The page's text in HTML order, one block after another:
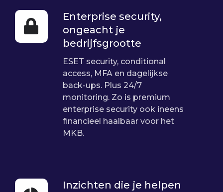
Enterprise security,
ongeacht je
bedrijfsgrootte
ESET security, conditional
access, MFA en dagelijkse
back-ups. Plus 24/7
monitoring. Zo is premium
enterprisesecurity ook ineens
financieel haalbaar voor het
MKB.
Enterprise
security,
ongeacht
bedrijfsgrootte
Inzichten die je helpen
Inzichten